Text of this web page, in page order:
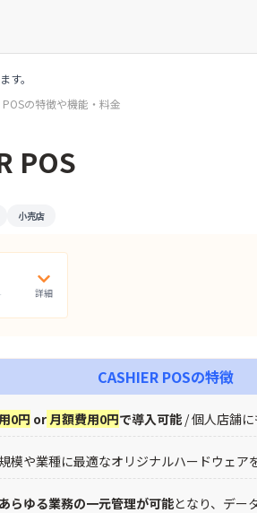
す。
POSの特徴や機能・料金
POS
小売店
詳細評価を開閉
詳細
CASHIER POSの特徴
0円 or月額費用0円で導入可能/ 個人店舗
模や業種に最適なオリジナルハードウェア
らゆる業務の一元管理が可能となり、デー